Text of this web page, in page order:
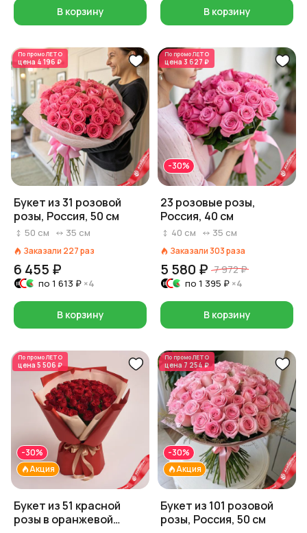
В корзину В корзину
По промоЛЕТО
цена 4 196 ₽
Букет из 31 розовой
розы, Россия, 50 см
50 см 35 см
Заказали 227раз
6 455 ₽
по 1 613 ₽ ×4
В корзину
По промоЛЕТО
цена 3 627 ₽
-30%
23 розовые розы,
Россия, 40 см
40 см 35 см
Заказали 303раза
5 580 ₽ 7 972 ₽
по 1 395 ₽ ×4
В корзину
По промоЛЕТО
цена 5 506 ₽
Акция
-30%
Букет из 51 красной
розы в оранжевой
По промоЛЕТО
цена 7 254 ₽
Акция
-30%
Букет из 101 розовой
розы, Россия, 50 см